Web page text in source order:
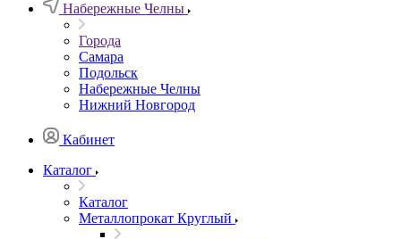
Набережные Челны
Города
Самара
Подольск
Набережные Челны
Нижний Новгород
Кабинет
Каталог
Каталог
Металлопрокат Круглый